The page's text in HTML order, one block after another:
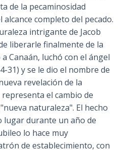
de la pecaminosidad
alcance completo del pecado.
intrigante de Jacob
liberarle finalmente de la
Canaán, luchó con el ángel
31) y se le dio el nombre de
revelación de la
el cambio de
naturaleza". El hecho
lugar durante un año de
lo hace muy
de establecimiento, con